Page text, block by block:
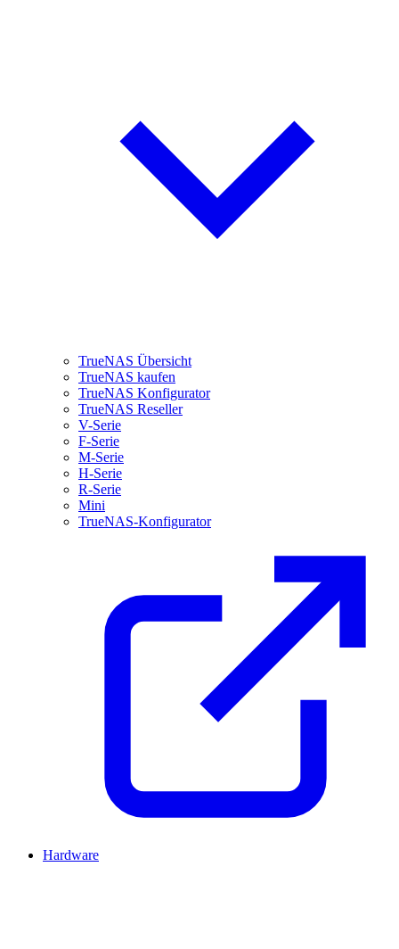
TrueNAS Übersicht
TrueNAS kaufen
TrueNAS Konfigurator
TrueNAS Reseller
V-Serie
F-Serie
M-Serie
H-Serie
R-Serie
Mini
TrueNAS-Konfigurator
Hardware